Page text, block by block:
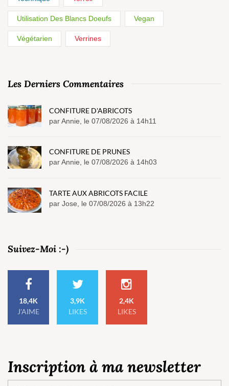
Utilisation Des Blancs Doeufs Vegan
Végétarien Verrines
Les Derniers Commentaires
CONFITURE D'ABRICOTS
par Annie, le 07/08/2026 à 14h11
CONFITURE DE PRUNES
par Annie, le 07/08/2026 à 14h03
TARTE AUX ABRICOTS FACILE
par Jose, le 07/08/2026 à 13h22
Suivez-Moi :-)
18,4K
J'AIME
3,9K
LIKES
2,4K
LIKES
Inscription à ma newsletter